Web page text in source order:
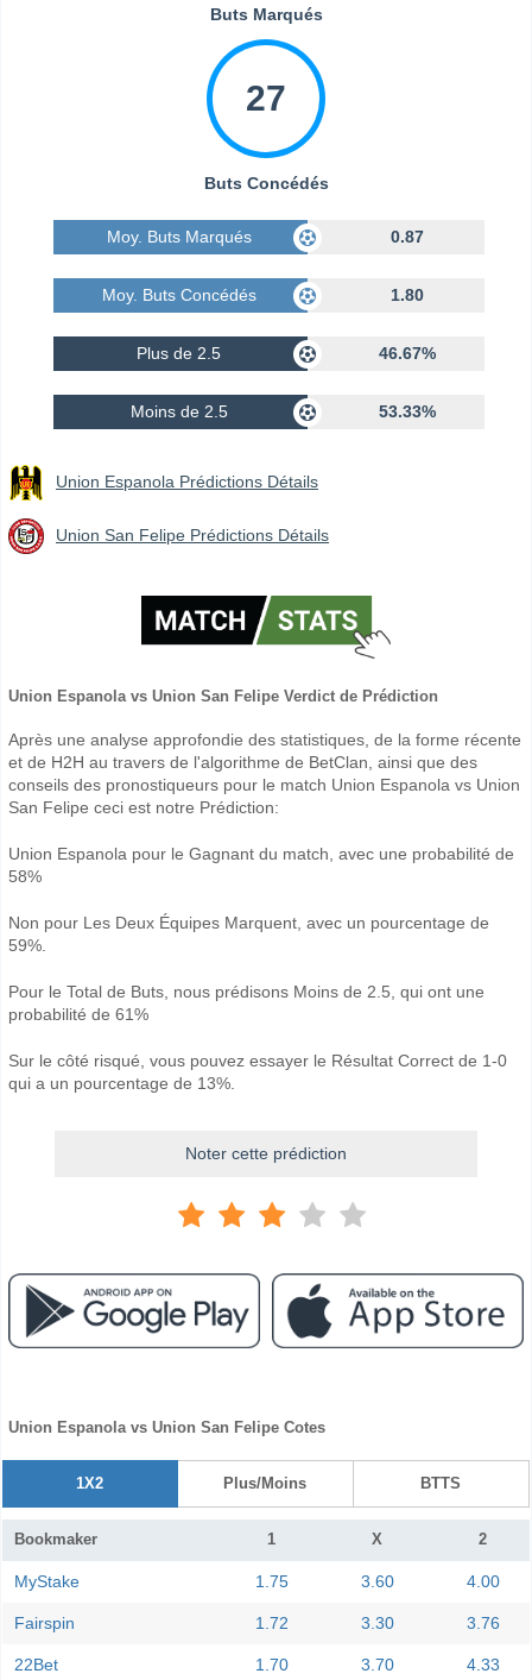
Buts Marqués
27
Buts Concédés
Moy. Buts Marqués 0.87
Moy. Buts Concédés 1.80
Plus de 2.5 46.67%
Moins de 2.5 53.33%
Union Espanola Prédictions Détails
Union San Felipe Prédictions Détails
Union Espanola vs Union San Felipe Verdict de Prédiction
Après une analyse approfondie des statistiques, de la forme récente
et de H2H au travers de l'algorithme de BetClan, ainsi que des
conseils des pronostiqueurs pour le match Union Espanola vs Union
San Felipe ceci est notre Prédiction:
Union Espanola pour le Gagnant du match, avec une probabilité de
58%
Non pour Les Deux Équipes Marquent, avec un pourcentage de
59%.
Pour le Total de Buts, nous prédisons Moins de 2.5, qui ont une
probabilité de 61%
Sur le côté risqué, vous pouvez essayer le Résultat Correct de 1-0
qui a un pourcentage de 13%.
Noter cette prédiction
Union Espanola vs Union San Felipe Cotes
1X2 Plus/Moins BTTS
Bookmaker 1 X 2
MyStake 1.75 3.60 4.00
Fairspin 1.72 3.30 3.76
22Bet 1.70 3.70 4.33